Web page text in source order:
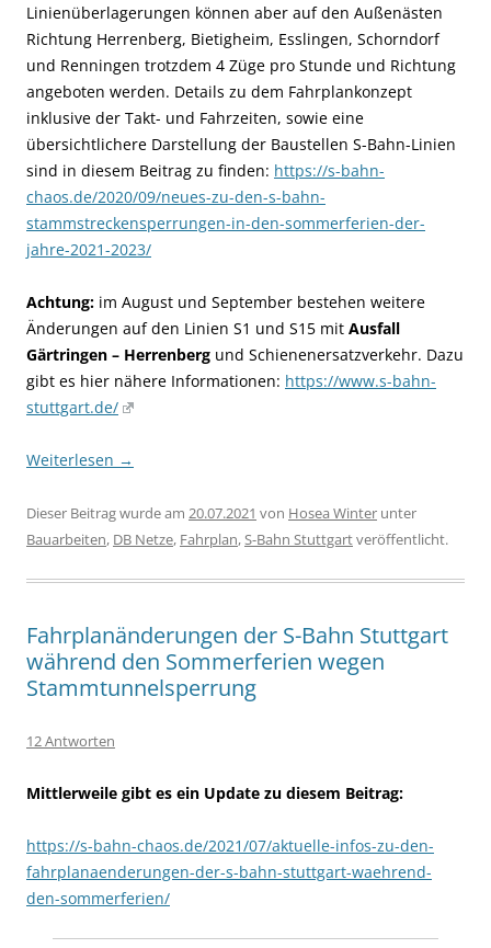
Linienüberlagerungen können aber auf den Außenästen
Richtung Herrenberg, Bietigheim, Esslingen, Schorndorf
und Renningen trotzdem 4 Züge pro Stunde und Richtung
angeboten werden. Details zu dem Fahrplankonzept
inklusive der Takt- und Fahrzeiten, sowie eine
übersichtlichere Darstellung der Baustellen S-Bahn-Linien
sind in diesem Beitrag zu finden: https://s-bahn-
chaos.de/2020/09/neues-zu-den-s-bahn-
stammstreckensperrungen-in-den-sommerferien-der-
jahre-2021-2023/
Achtung: im August und September bestehen weitere
Änderungen auf den Linien S1 und S15 mit Ausfall
Gärtringen – Herrenberg und Schienenersatzverkehr. Dazu
gibt es hier nähere Informationen: https://www.s-bahn-
stuttgart.de/
Weiterlesen →
Dieser Beitrag wurde am 20.07.2021 von Hosea Winter unter
Bauarbeiten, DB Netze, Fahrplan,S-Bahn Stuttgartveröffentlicht.
Fahrplanänderungen der S-Bahn Stuttgart
während den Sommerferien wegen
Stammtunnelsperrung
12 Antworten
Mittlerweile gibt es ein Update zu diesem Beitrag:
https://s-bahn-chaos.de/2021/07/aktuelle-infos-zu-den-
fahrplanaenderungen-der-s-bahn-stuttgart-waehrend-
den-sommerferien/